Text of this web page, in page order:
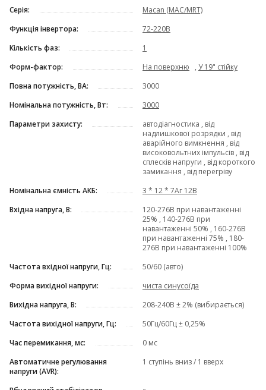
Серія:
Macan (MAC/MRT)
Функція інвертора:
72-220В
Кількість фаз:
1
Форм-фактор:
На поверхню , У 19" стійку
Повна потужність, ВА:
3000
Номінальна потужність, Вт:
3000
Параметри захисту:
автодіагностика , від
надлишкової розрядки , від
аварійного вимкнення , від
високовольтних імпульсів , від
сплесків напруги , від короткого
замикання , від перегріву
Номінальна ємність АКБ:
3 * 12 * 7Аг 12В
Вхідна напруга, В:
120-276В при навантаженні
25% , 140-276В при
навантаженні 50% , 160-276В
при навантаженні 75% , 180-
276В при навантаженні 100%
Частота вхідної напруги, Гц:
50/60 (авто)
Форма вихідної напруги:
чиста синусоїда
Вихідна напруга, В:
208-240В ± 2% (вибирається)
Частота вихідної напруги, Гц:
50Гц/60Гц ± 0,25%
Час перемикання, мс:
0 мс
Автоматичне регулювання
напруги (AVR):
1 ступінь вниз / 1 вверх